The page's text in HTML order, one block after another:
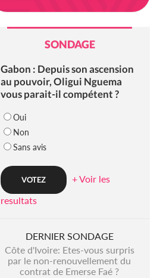
SONDAGE
Gabon : Depuis son ascension
au pouvoir, Oligui Nguema
vous parait-il compétent ?
Oui
Non
Sans avis
+ Voir les
resultats
DERNIER SONDAGE
Côte d'Ivoire: Etes-vous surpris
par le non-renouvellement du
contrat de Emerse Faé ?